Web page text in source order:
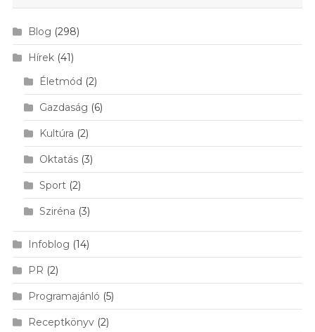
Blog (298)
Hírek(41)
Életmód (2)
Gazdaság (6)
Kultúra (2)
Oktatás(3)
Sport(2)
Sziréna (3)
Infoblog (14)
PR (2)
Programajánló (5)
Receptkönyv(2)